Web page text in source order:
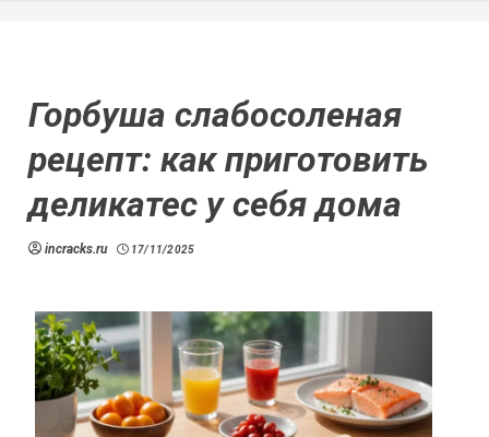
Горбуша слабосоленая
рецепт: как приготовить
деликатес у себя дома
incracks.ru 17/11/2025